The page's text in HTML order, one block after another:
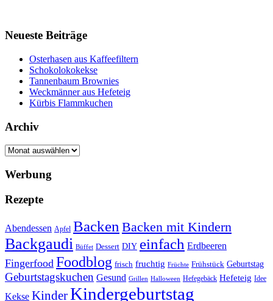
Neueste Beiträge
Osterhasen aus Kaffeefiltern
Schokolokokekse
Tannenbaum Brownies
Weckmänner aus Hefeteig
Kürbis Flammkuchen
Archiv
Archiv
Werbung
Rezepte
Abendessen Apfel Backen Backen mit Kindern
Backgaudi Büffet Dessert DIY einfach Erdbeeren
Fingerfood Foodblog frisch fruchtig Früchte Frühstück Geburtstag
Geburtstagskuchen Gesund Grillen Halloween Hefegebäck Hefeteig Idee
Kekse KinderKindergeburtstag